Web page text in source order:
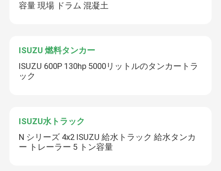
容量 現場 ドラム 混凝土
ISUZU 燃料タンカー
ISUZU 600P 130hp 5000リットルのタンカートラ
ック
ISUZU水トラック
N シリーズ 4x2 ISUZU 給水トラック 給水タンカ
ー トレーラー 5 トン容量